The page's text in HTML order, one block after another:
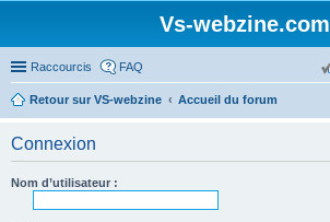
Vs-webzine.com
Raccourcis FAQ
Retour sur VS-webzine Accueil du forum
Connexion
Nom d’utilisateur :